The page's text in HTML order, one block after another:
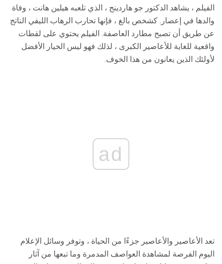
الفيلم ، يشاهد الدكتور جو هاردينج ، الذي تلعبه هيلين هانت ، وفاة
والدها في إعصار. كشخص بالغ ، فإنها تحارب الرهاب الليفي الناتج
عن طريق أن تصبح مطارد العاصفة. الفيلم يحتوي على لقطات
واقعية للغاية للأعاصير الكبرى ، لذلك فهو ليس الخيار الأفضل
لأولئك الذين يعانون من هذا الخوف.
ad
تعد الأعاصير والأعاصير جزءًا من الحياة ، وتوفر وسائل الإعلام
اليوم الفرصة لمشاهدة العواصف المدمرة وما تبعها من آثار